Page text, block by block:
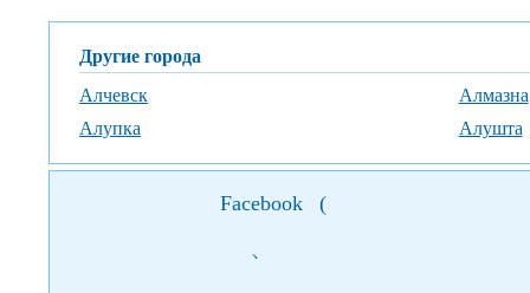
Другие города
Алчевск
Алмазна
Алупка
Алушта
Facebook (
)